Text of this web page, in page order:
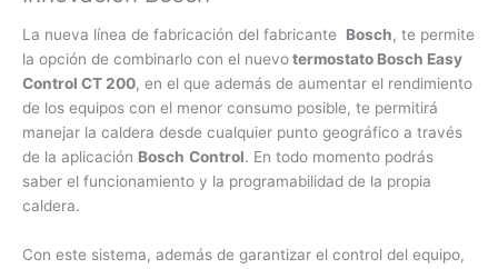
La nueva línea de fabricación del fabricante Bosch, te permite
la opción de combinarlo con el nuevotermostato Bosch Easy
Control CT 200, en el que además de aumentar el rendimiento
de los equipos con el menor consumo posible, te permitirá
manejar la caldera desde cualquier punto geográfico a través
de la aplicación Bosch Control. En todo momento podrás
saber el funcionamiento y la programabilidad de la propia
caldera.
Con este sistema, además de garantizar el control del equipo,